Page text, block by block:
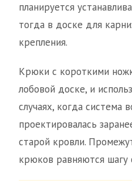
планируется
тогда в доске для
крепления.
Крюки с короткими
лобовой доске, и
случаях, когда система
проектировалась
старой кровли.
крюков равняются шагу